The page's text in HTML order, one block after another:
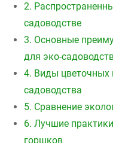
2.
садоводстве
3. Основные
для эко-
4. Виды цветочных
садоводства
5. Сравнение
6. Лучшие
горшков